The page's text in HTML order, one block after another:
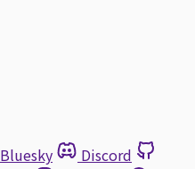
Bluesky
Discord